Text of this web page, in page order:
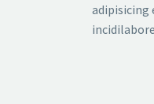
adipisicing